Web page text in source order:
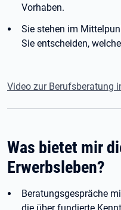
Vorhaben.
Sie stehen im
Sie entscheiden,
Video zur Berufsberatung
Was bietet mir
Erwerbsleben?
Beratungsgespräche